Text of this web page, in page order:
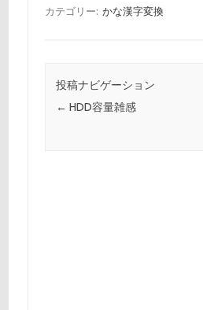
カテゴリー: かな漢字変換
投稿ナビゲーション
← HDD容量雑感